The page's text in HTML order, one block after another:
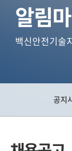
알림
백신안전기술
공지